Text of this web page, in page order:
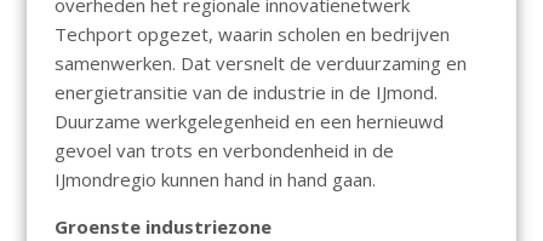
Techport opgezet, waarin scholen en bedrijven
samenwerken. Dat versnelt de verduurzaming en
energietransitie van de industrie in de IJmond.
Duurzame werkgelegenheid en een hernieuwd
gevoel van trots en verbondenheid in de
IJmondregio kunnen hand in hand gaan.
Groenste industriezone